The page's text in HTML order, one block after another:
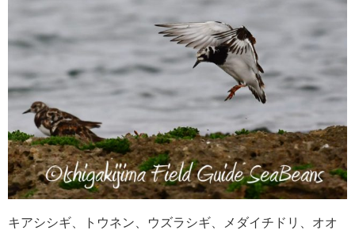
キアシシギ、トウネン、ウズラシギ、メダイチドリ、オオ